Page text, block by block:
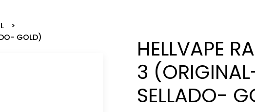
GOLD)
HELLVAPE
3
SELLADO-